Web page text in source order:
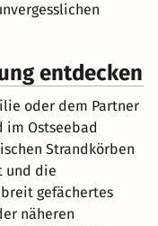
entdecken
oder dem Partner
im Ostseebad
Strandkörben
und die
gefächertes
näheren